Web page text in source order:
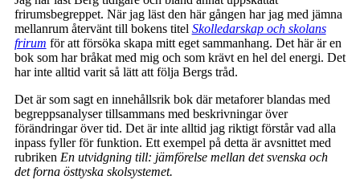
frirumsbegreppet. När jag läst den här gången har jag med jämna
mellanrum återvänt till bokens titel Skolledarskap och skolans
frirum för att försöka skapa mitt eget sammanhang. Det här är en
bok som har bråkat med mig och som krävt en hel del energi. Det
har inte alltid varit så lätt att följa Bergs tråd.
Det är som sagt en innehållsrik bok där metaforer blandas med
begreppsanalyser tillsammans med beskrivningar över
förändringar över tid. Det är inte alltid jag riktigt förstår vad alla
inpass fyller för funktion. Ett exempel på detta är avsnittet med
rubriken En utvidgning till: jämförelse mellan det svenska och
det forna östtyska skolsystemet.